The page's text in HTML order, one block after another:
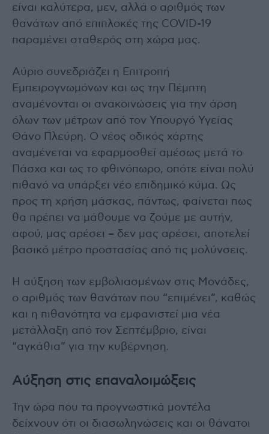
είναι καλύτερα, μεν, αλλά ο αριθμός των
θανάτων από επιπλοκές της COVID-19
παραμένει σταθερός στη χώρα μας.
Αύριο συνεδριάζει η Επιτροπή
Εμπειρογνωμόνων και ως την Πέμπτη
αναμένονται οι ανακοινώσεις για την άρση
όλων των μέτρων από τον Υπουργό Υγείας
Θάνο Πλεύρη. Ο νέος οδικός χάρτης
αναμένεται να εφαρμοσθεί αμέσως μετά το
Πάσχα και ως το φθινόπωρο, οπότε είναι πολύ
πιθανό να υπάρξει νέο επιδημικό κύμα. Ως
προς τη χρήση μάσκας, πάντως, φαίνεται πως
θα πρέπει να μάθουμε να ζούμε με αυτήν,
αφού, μας αρέσει – δεν μας αρέσει, αποτελεί
βασικό μέτρο προστασίας από τις μολύνσεις.
Η αύξηση των εμβολιασμένων στις Μονάδες,
ο αριθμός των θανάτων που “επιμένει”, καθώς
και η πιθανότητα να εμφανιστεί μια νέα
μετάλλαξη από τον Σεπτέμβριο, είναι
“αγκάθια” για την κυβέρνηση.
Αύξηση στις επαναλοιμώξεις
Την ώρα που τα προγνωστικά μοντέλα
δείχνουν ότι οι διασωληνώσεις και οι θάνατοι